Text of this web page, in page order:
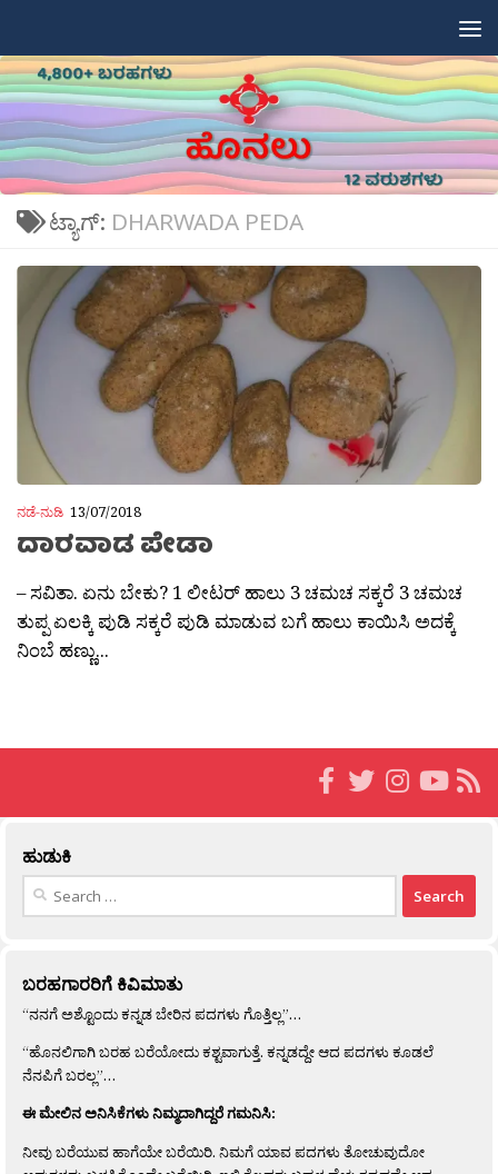
ಟ್ಯಾಗ್: DHARWADA PEDA
ನಡೆ-ನುಡಿ 13/07/2018
ದಾರವಾಡ ಪೇಡಾ
– ಸವಿತಾ. ಏನು ಬೇಕು? 1 ಲೀಟರ್ ಹಾಲು 3 ಚಮಚ ಸಕ್ಕರೆ 3 ಚಮಚ
ತುಪ್ಪ ಏಲಕ್ಕಿ ಪುಡಿ ಸಕ್ಕರೆ ಪುಡಿ ಮಾಡುವ ಬಗೆ ಹಾಲು ಕಾಯಿಸಿ ಅದಕ್ಕೆ
ನಿಂಬೆ ಹಣ್ಣು...
ಹುಡುಕಿ
Search
ಬರಹಗಾರರಿಗೆ ಕಿವಿಮಾತು
“ನನಗೆ ಅಶ್ಟೊಂದು ಕನ್ನಡ ಬೇರಿನ ಪದಗಳು ಗೊತ್ತಿಲ್ಲ”…
“ಹೊನಲಿಗಾಗಿ ಬರಹ ಬರೆಯೋದು ಕಶ್ಟವಾಗುತ್ತೆ. ಕನ್ನಡದ್ದೇ ಆದ ಪದಗಳು ಕೂಡಲೆ
ನೆನಪಿಗೆ ಬರಲ್ಲ”…
ಈ ಮೇಲಿನ ಅನಿಸಿಕೆಗಳು ನಿಮ್ಮದಾಗಿದ್ದರೆ ಗಮನಿಸಿ:
ನೀವು ಬರೆಯುವ ಹಾಗೆಯೇ ಬರೆಯಿರಿ. ನಿಮಗೆ ಯಾವ ಪದಗಳು ತೋಚುವುದೋ